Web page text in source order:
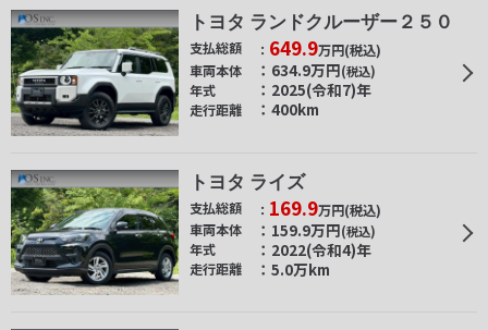
トヨタ ランドクルーザー２５０
支払総額 649.9万円(税込)
車両本体
634.9万円(税込)
年式 2025(令和7)年
走行距離 400km
トヨタ ライズ
支払総額 169.9万円(税込)
車両本体
159.9万円(税込)
年式 2022(令和4)年
走行距離 5.0万km